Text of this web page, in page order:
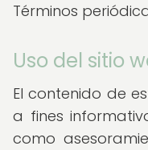
Términos
Uso del sitio
El contenido de
a fines
como